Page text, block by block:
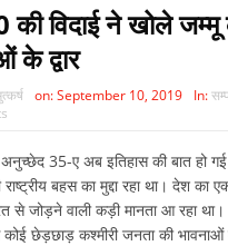
की विदाई ने खोले जम्मू
के द्वार
on:September 10, 2019 In:
35-ए अब इतिहास की बात हो
बहस का मुद्दा रहा था। देश का
से जोड़ने वाली कड़ी मानता आ रहा था।
छेड़छाड़ कश्मीरी जनता की